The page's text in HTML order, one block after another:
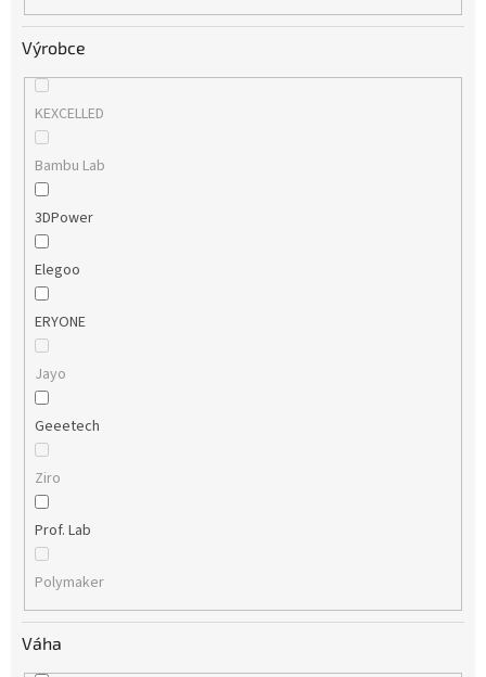
Výrobce
KEXCELLED
Bambu Lab
3DPower
Elegoo
ERYONE
Jayo
Geeetech
Ziro
Prof. Lab
Polymaker
Váha